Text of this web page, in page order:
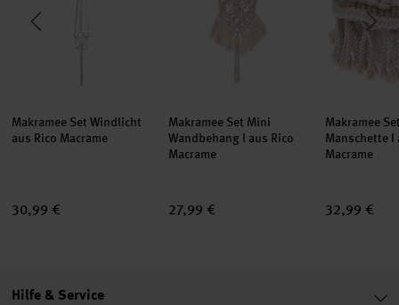
Makramee Set Windlicht
aus Rico Macrame
30,99 €
Makramee Set Mini
Wandbehang I aus Rico
Macrame
27,99 €
Makramee
Manschette I
Macrame
32,99 €
Hilfe & Service